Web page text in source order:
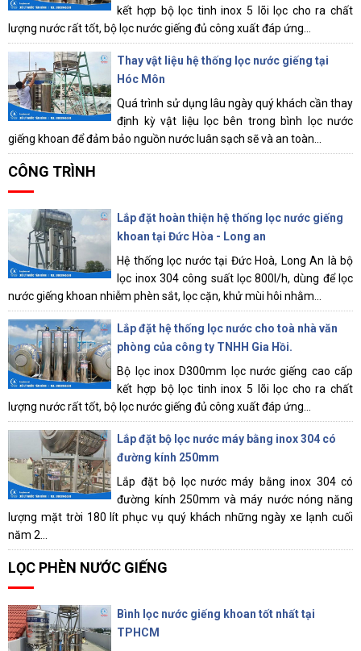
kết hợp bộ lọc tinh inox 5 lõi lọc cho ra chất
lượng nước rất tốt, bộ lọc nước giếng đủ công xuất đáp ứng...
Thay vật liệu hệ thống lọc nước giếng tại
Hóc Môn
Quá trình sử dụng lâu ngày quý khách cần thay
định kỳ vật liệu lọc bên trong bình lọc nước
giếng khoan để đảm bảo nguồn nước luân sạch sẽ và an toàn...
CÔNG TRÌNH
Lắp đặt hoàn thiện hệ thống lọc nước giếng
khoan tại Đức Hòa - Long an
Hệ thống lọc nước tại Đức Hoà, Long An là bộ
lọc inox 304 công suất lọc 800l/h, dùng để lọc
nước giếng khoan nhiễm phèn sắt, lọc cặn, khử mùi hôi nhằm...
Lắp đặt hệ thống lọc nước cho toà nhà văn
phòng của công ty TNHH Gia Hồi.
Bộ lọc inox D300mm lọc nước giếng cao cấp
kết hợp bộ lọc tinh inox 5 lõi lọc cho ra chất
lượng nước rất tốt, bộ lọc nước giếng đủ công xuất đáp ứng...
Lắp đặt bộ lọc nước máy bằng inox 304 có
đường kính 250mm
Lắp đặt bộ lọc nước máy bằng inox 304 có
đường kính 250mm và máy nước nóng năng
lượng mặt trời 180 lít phục vụ quý khách những ngày xe lạnh cuối
năm 2...
LỌC PHÈN NƯỚC GIẾNG
Bình lọc nước giếng khoan tốt nhất tại
TPHCM